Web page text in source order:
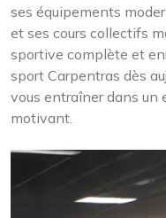
ses équipements
et ses cours collectifs
sportive complète et
sport Carpentras dès
vous entraîner dans
motivant.